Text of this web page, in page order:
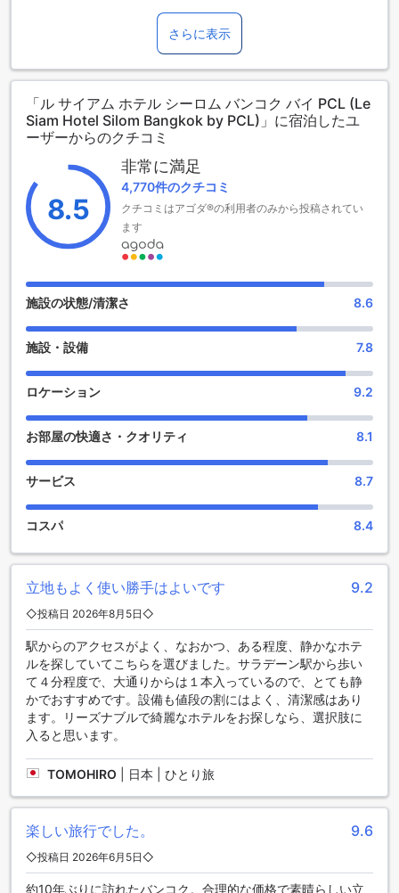
エキストラベッドの追加可否は、ルームタイプにより異なり
ます。各ルームタイプ欄の記載をお確かめください。ルーム
タイプの欄にエキストラベッド追加のオプションが提示され
ていない場合は、エキストラベッドの追加はできません。
追加料金が適用されることがありますのでご了承ください。
ル サイアム ホテル【SHA Extra+認定】は、バンコクの中心
部に位置する4.0スターホテルです。このホテルは1990年に
建設され、2019年に最後の改装が行われました。総客室数は
50室で、チェックアウトの時間は午後12時までです。空港ま
での所要時間は約60分で、市内中心部からはわずか1キロの距
離に位置しています。
お子様連れの方にも嬉しいポリシーがあります。0歳から0歳
までのお子様は無料で宿泊できます。
至福のエンターテイメント施設でリラックスするル サイアム
ホテル【SHA Extra+認定】
バンコクのル サイアム ホテル【SHA Extra+認定】では、至
福のエンターテイメント施設を提供しています。ホテル内に
は豪華なスパ施設があり、ゲストはリラックスしたマッサー
ジを楽しむことができます。プロのセラピストによるタイ古
式マッサージやアロマオイルマッサージなど、さまざまな施
囲気の中で、日々の疲れを癒すことができます。
さらに、ホテル内にはフィットネスセンターも完備されてお
り、健康とリラクゼーションを重視するゲストに最適です。
最新のトレーニング機器やウェイトトレーニングエリアがあ
また、プールサイドのバーでは、美味しいカクテルを楽しみ
ながらリフレッシュすることもできます。ル サイアム ホテル
【SHA Extra+認定】では、ゲストの至福の時間を提供するた
めに、充実したエンターテイメント施設をご用意していま
豪華な屋外プールでリラックス
ル サイアム ホテル【SHA Extra+認定】は、バンコクで最高
のスポーツ施設を提供しています。ホテルの屋外プールは、
したプールサイドのデッキチェアで日光浴を楽しむこともで
きます。プールは清潔でメンテナンスされており、快適な水
温が保たれています。プールサイドのバーでは、美味しいカ
クテルや軽食を楽しむこともできます。屋外プールは、バン
コクの暑い気候でリフレッシュするのに最適な場所です。
快適な滞在をサポートする便利な設備
ル サイアム ホテル【SHA Extra+認定】は、快適な滞在をサ
ポートするさまざまな便利な設備を提供しています。ホテル
内には、ランドリーサービスがあり、長期滞在や旅行中の洗
ックスを利用することで、貴重品や大切な物を安全に保管す
ることができます。公共エリアでは、Wi-Fiが利用可能で、イ
ンターネットに接続して情報を共有したり、仕事をしたりす
ることができます。
さらに表示
「ル サイアム ホテル シーロム バンコク バイ PCL (Le
Siam Hotel Silom Bangkok by PCL)」に宿泊したユ
ーザーからのクチコミ
8.5
非常に満足
4,770件のクチコミ
クチコミはアゴダ®の利用者のみから投稿されてい
ます
施設の状態/清潔さ 8.6
施設・設備 7.8
ロケーション 9.2
お部屋の快適さ・クオリティ 8.1
サービス 8.7
コスパ 8.4
立地もよく使い勝手はよいです 9.2
◇投稿日 2026年8月5日◇
駅からのアクセスがよく、なおかつ、ある程度、静かなホテ
ルを探していてこちらを選びました。サラデーン駅から歩い
て４分程度で、大通りからは１本入っているので、とても静
かでおすすめです。設備も値段の割にはよく、清潔感はあり
ます。リーズナブルで綺麗なホテルをお探しなら、選択肢に
入ると思います。
TOMOHIRO 日本 | ひとり旅
楽しい旅行でした。 9.6
◇投稿日 2026年6月5日◇
約10年ぶりに訪れたバンコク。合理的な価格で素晴らしい立